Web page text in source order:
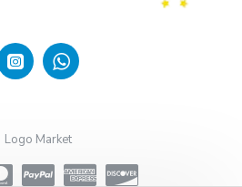
Logo Market